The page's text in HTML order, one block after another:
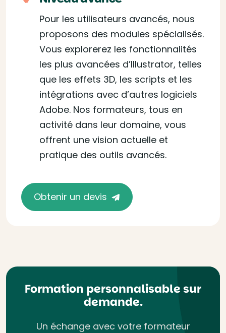
Pour les utilisateurs avancés, nous
proposons des modules spécialisés.
Vous explorerez les fonctionnalités
les plus avancées d’Illustrator, telles
que les effets 3D, les scripts et les
intégrations avec d’autres logiciels
Adobe. Nos formateurs, tous en
activité dans leur domaine, vous
offrent une vision actuelle et
pratique des outils avancés.
Obtenir un devis
Formation personnalisable sur
demande.
Un échange avec votre formateur